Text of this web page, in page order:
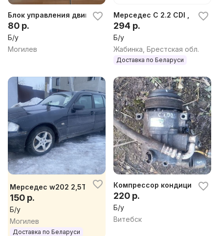
Блок управления двигателем для Mercedes C W202
80 р.
Б/у
Могилев
Мерседес С 2.2 CDI ,
294 р.
Б/у
Жабинка, Брестская обл.
Доставка по Беларуси
Мерседес w202 2,5TD ом 605 механика, в полный
150 р.
Б/у
Могилев
Доставка по Беларуси
Компрессор кондиционера
220 р.
Б/у
Витебск